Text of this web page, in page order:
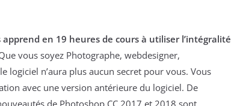
apprend en 19 heures de cours à utiliser l’intégralité
vous soyez Photographe, webdesigner,
logiciel n’aura plus aucun secret pour vous. Vous
avec une version antérieure du logiciel. De